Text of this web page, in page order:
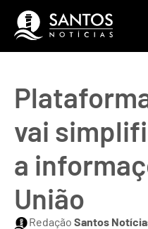
vai
a
União
Redação Santos